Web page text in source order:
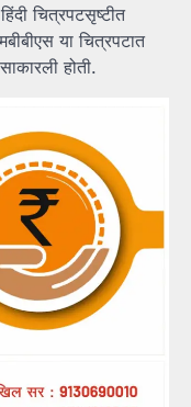
चित्रपटसृष्टीत
या चित्रपटात
होती.